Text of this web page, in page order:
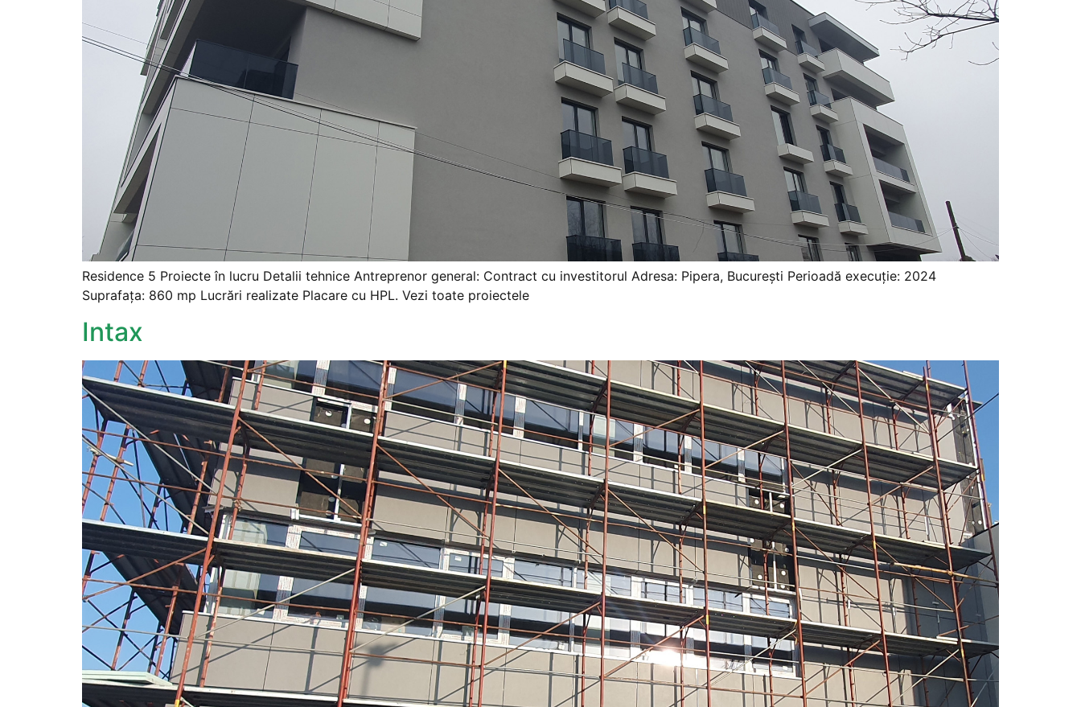
Residence 5 Proiecte în lucru Detalii tehnice Antreprenor general: Contract cu investitorul Adresa: Pipera, București Perioadă execuție: 2024
Suprafața: 860 mp Lucrări realizate Placare cu HPL. Vezi toate proiectele
Intax